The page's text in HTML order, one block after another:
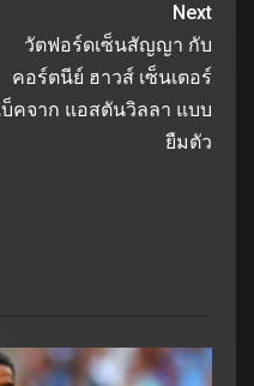
Next
วัตฟอร์ดเซ็นสัญญา กับ
คอร์ตนีย์ ฮาวส์ เซ็นเตอร์
คจาก แอสตันวิลลา แบบ
ยืมตัว